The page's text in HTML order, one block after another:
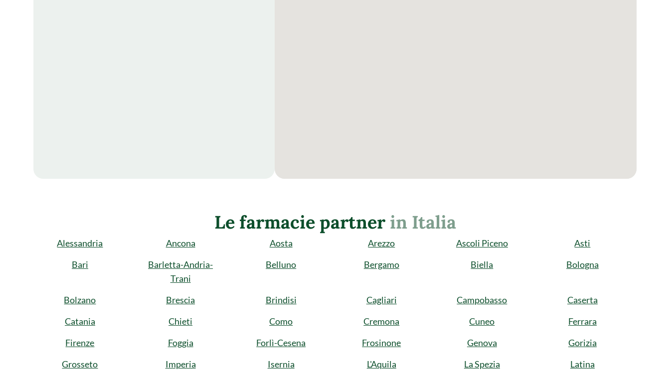
Le farmacie partner in Italia
Alessandria Ancona Aosta Arezzo Ascoli Piceno
Asti
Bari
Barletta-Andria-
Trani
Belluno Bergamo Biella Bologna
Bolzano Brescia Brindisi Cagliari Campobasso
Caserta
Catania
Chieti Como Cremona Cuneo
Ferrara
Firenze
Foggia Forlì-Cesena Frosinone Genova
Gorizia
Grosseto
Imperia Isernia L'Aquila La Spezia
Latina